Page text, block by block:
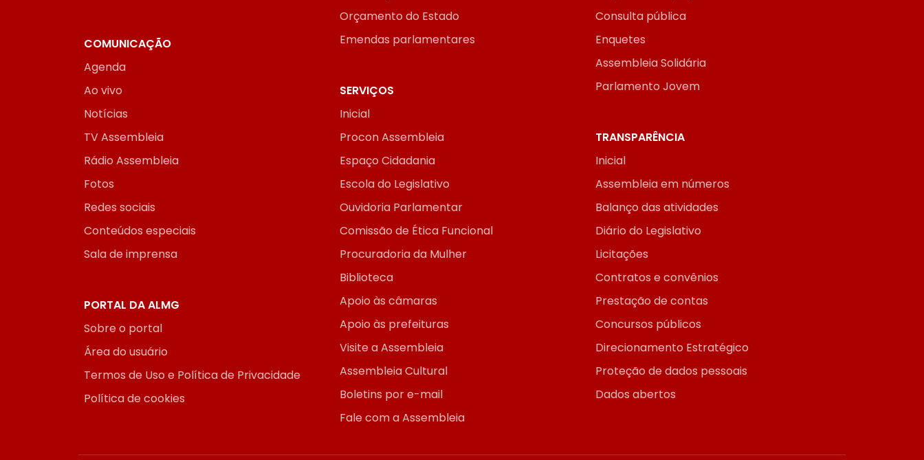
Orçamento do Estado
Emendas parlamentares
Consulta pública
Enquetes
Assembleia Solidária
Parlamento Jovem
COMUNICAÇÃO
Agenda
Ao vivo
Notícias
TV Assembleia
Rádio Assembleia
Fotos
Redes sociais
Conteúdos especiais
Sala de imprensa
SERVIÇOS
Inicial
Procon Assembleia
Espaço Cidadania
Escola do Legislativo
Ouvidoria Parlamentar
Comissão de Ética Funcional
Procuradoria da Mulher
Biblioteca
Apoio às câmaras
Apoio às prefeituras
Visite a Assembleia
Assembleia Cultural
Boletins por e-mail
Fale com a Assembleia
TRANSPARÊNCIA
Inicial
Assembleia em números
Balanço das atividades
Diário do Legislativo
Licitações
Contratos e convênios
Prestação de contas
Concursos públicos
Direcionamento Estratégico
Proteção de dados pessoais
Dados abertos
PORTAL DA ALMG
Sobre o portal
Área do usuário
Termos de Uso e Política de Privacidade
Política de cookies